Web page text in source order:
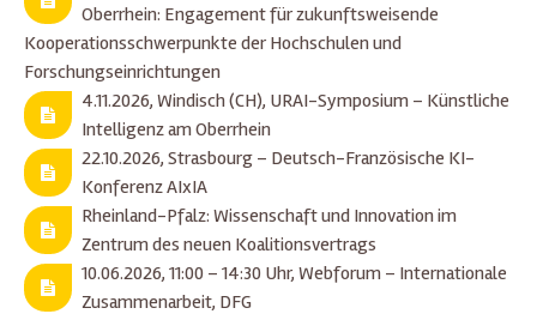
Oberrhein: Engagement für zukunftsweisende
Kooperationsschwerpunkte der Hochschulen und
Forschungseinrichtungen
4.11.2026, Windisch (CH), URAI-Symposium – Künstliche
Intelligenz am Oberrhein
22.10.2026, Strasbourg – Deutsch-Französische KI-
Konferenz AIxIA
Rheinland-Pfalz: Wissenschaft und Innovation im
Zentrum des neuen Koalitionsvertrags
10.06.2026, 11:00 – 14:30 Uhr, Webforum – Internationale
Zusammenarbeit, DFG